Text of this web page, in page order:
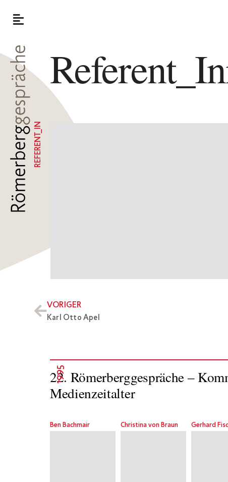
REFERENT_IN
VORIGER
Karl Otto Apel
1995
22. Römerberggespräche –
Medienzeitalter
Ben Bachmair Christina von Braun Gerhard